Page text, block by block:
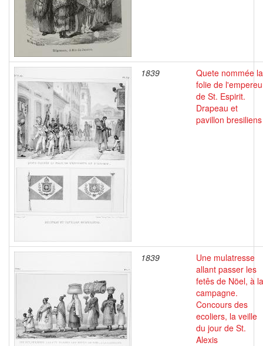
1839
Quete nommée la
folie de
de St. Espirit.
Drapeau et
pavillon bresiliens
1839
Une mulatresse
allant passer les
fetês de Nöel, à la
campagne.
Concours des
ecoliers, la veille
du jour de St.
Alexis